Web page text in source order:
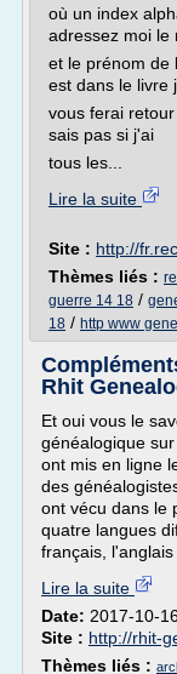
où un index
adressez moi le
et le prénom de
est dans le livre
vous ferai
sais pas si j'ai
tous les...
Lire la suite
Site : http://
Thèmes liés :
guerre 14 18 /
18 / http www
Rhit
Et oui vous le
généalogique
ont mis en ligne
des
ont vécu dans le
quatre langues
français, l'anglais
Lire la suite
Date: 2017-10-
Site : http://rhit-
Thèmes liés :